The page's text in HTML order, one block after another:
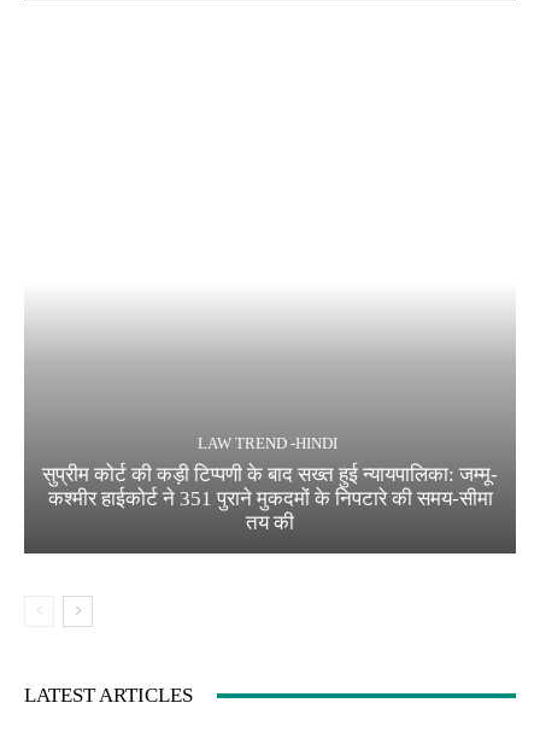
LAW TREND -HINDI
सुप्रीम कोर्ट की कड़ी टिप्पणी के बाद सख्त हुई न्यायपालिका: जम्मू-
कश्मीर हाईकोर्ट ने 351 पुराने मुकदमों के निपटारे की समय-सीमा
तय की
LATEST ARTICLES